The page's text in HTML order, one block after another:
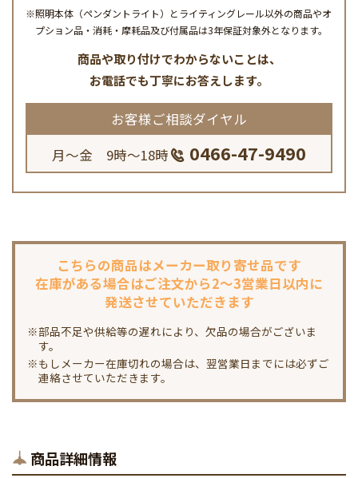
※照明本体（ペンダントライト）とライティングレール以外の商品やオ
プション品・消耗・摩耗品及び付属品は3年保証対象外となります。
商品や取り付けでわからないことは、
お電話でも丁寧にお答えします。
お客様ご相談ダイヤル
月～金 9時～18時
0466-47-9490
こちらの商品はメーカー取り寄せ品です
在庫がある場合はご注文から2～3営業日以内に
発送させていただきます
※部品不足や供給等の遅れにより、欠品の場合がございま
す。
※もしメーカー在庫切れの場合は、翌営業日までには必ずご
連絡させていただきます。
商品詳細情報